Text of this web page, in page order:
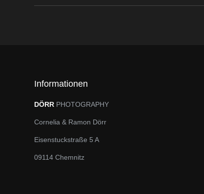
Informationen
DÖRR PHOTOGRAPHY
Cornelia & Ramon Dörr
Eisenstuckstraße 5 A
09114 Chemnitz